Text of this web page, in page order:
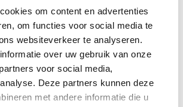
om content en advertenties
om functies voor social media te
websiteverkeer te analyseren.
over uw gebruik van onze
voor social media,
Deze partners kunnen deze
met andere informatie die u
figure